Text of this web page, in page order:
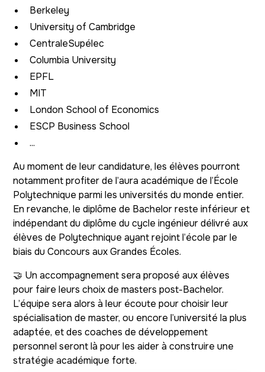
Berkeley
University of Cambridge
CentraleSupélec
Columbia University
EPFL
MIT
London School of Economics
ESCP Business School
...
Au moment de leur candidature, les élèves pourront
notamment profiter de l’aura académique de l’École
Polytechnique parmi les universités du monde entier.
En revanche, le diplôme de Bachelor reste inférieur et
indépendant du diplôme du cycle ingénieur délivré aux
élèves de Polytechnique ayant rejoint l’école par le
biais du Concours aux Grandes Écoles.
🤝 Un accompagnement sera proposé aux élèves
pour faire leurs choix de masters post-Bachelor.
L’équipe sera alors à leur écoute pour choisir leur
spécialisation de master, ou encore l’université la plus
adaptée, et des coaches de développement
personnel seront là pour les aider à construire une
stratégie académique forte.